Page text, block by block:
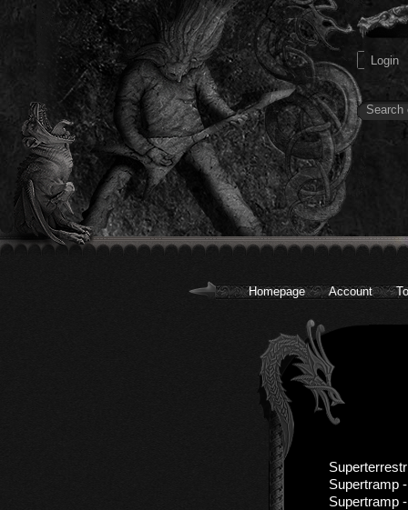
Homepage Account
Supertramp
Supertramp